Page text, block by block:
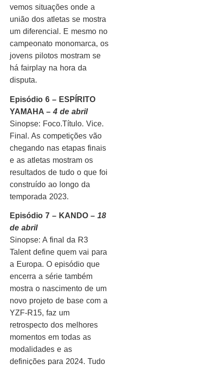
vemos situações onde a
união dos atletas se mostra
um diferencial. E mesmo no
campeonato monomarca, os
jovens pilotos mostram se
há fairplay na hora da
disputa.
Episódio 6 – ESPÍRITO
YAMAHA –4 de abril
Sinopse: Foco.Título. Vice.
Final. As competições vão
chegando nas etapas finais
e as atletas mostram os
resultados de tudo o que foi
construído ao longo da
temporada 2023.
Episódio 7 – KANDO – 18
de abril
Sinopse: A final da R3
Talent define quem vai para
a Europa. O episódio que
encerra a série também
mostra o nascimento de um
novo projeto de base com a
YZF-R15, faz um
retrospecto dos melhores
momentos em todas as
modalidades e as
definições para 2024. Tudo